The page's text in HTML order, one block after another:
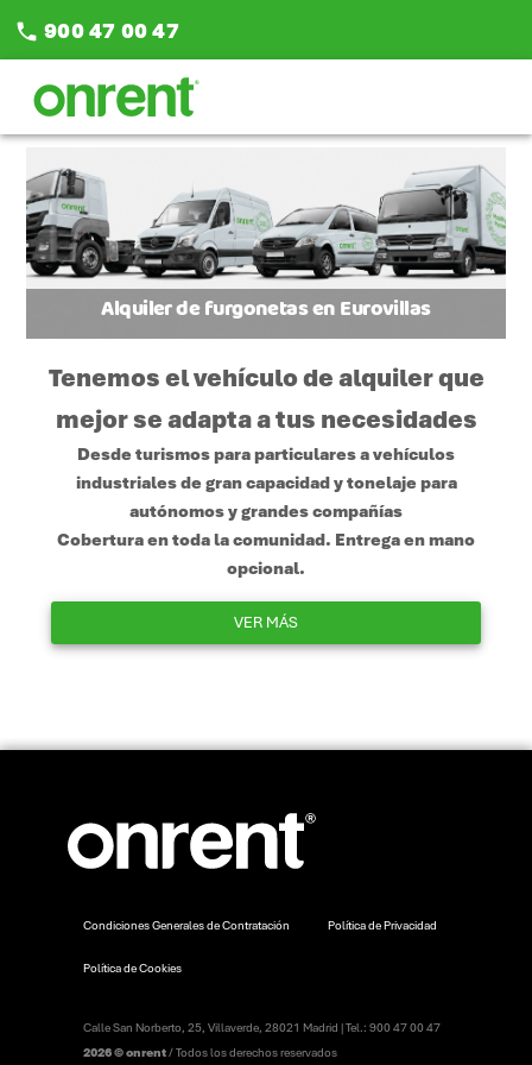
phone 900 47 00 47
Alquiler de furgonetas en Eurovillas
Tenemos el vehículo de alquiler que
mejor se adapta a tus necesidades
Desde turismos para particulares a vehículos
industriales de gran capacidad y tonelaje para
autónomos y grandes compañías
Cobertura en toda la comunidad. Entrega en mano
opcional.
VER MÁS
Condiciones Generales de Contratación Política de Privacidad
Política de Cookies
Calle San Norberto, 25, Villaverde, 28021 Madrid | Tel.: 900 47 00 47
2026 © onrent/ Todos los derechos reservados